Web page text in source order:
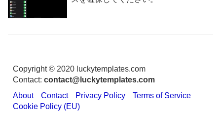
Copyright © 2020 luckytemplates.com
Contact: contact@luckytemplates.com
About
Contact Privacy Policy
Terms of Service
Cookie Policy (EU)